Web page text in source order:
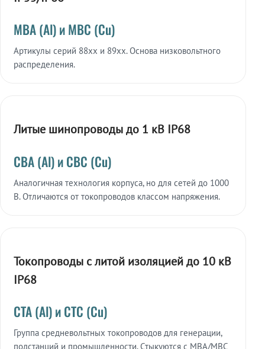
МВА (Al) и МВС (Cu)
Артикулы серий 88xx и 89xx. Основа низковольтного
распределения.
Литые шинопроводы до 1 кВ IP68
СВА (Al) и СВС (Cu)
Аналогичная технология корпуса, но для сетей до 1000
В. Отличаются от токопроводов классом напряжения.
Токопроводы с литой изоляцией до 10 кВ
IP68
СТА (Al) и СТС (Cu)
Группа средневольтных токопроводов для генерации,
подстанций и промышленности. Стыкуются с МВА/МВС